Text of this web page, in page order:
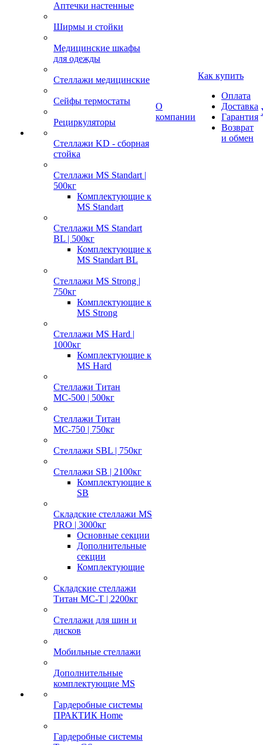
Аптечки настенные
Ширмы и стойки
Медицинские шкафы
для одежды
Стеллажи медицинские
Сейфы термостаты
Рециркуляторы
Стеллажи KD - сборная
стойка
Стеллажи MS Standart |
500кг
Комплектующие к
MS Standart
Стеллажи MS Standart
BL | 500кг
Комплектующие к
MS Standart BL
Стеллажи MS Strong |
750кг
Комплектующие к
MS Strong
Стеллажи MS Hard |
1000кг
Комплектующие к
MS Hard
Стеллажи Титан
МС-500 | 500кг
Стеллажи Титан
МС-750 | 750кг
Стеллажи SBL | 750кг
Стеллажи SB | 2100кг
Комплектующие к
SB
Складские стеллажи MS
PRO | 3000кг
Основные секции
Дополнительные
секции
Комплектующие
Складские стеллажи
Титан МС-Т | 2200кг
Стеллажи для шин и
дисков
Мобильные стеллажи
Дополнительные
комплектующие MS
Гардеробные системы
ПРАКТИК Home
Гардеробные системы
О
компании
Как купить
Оплата
Доставка
Гарантия
Возврат
и обмен